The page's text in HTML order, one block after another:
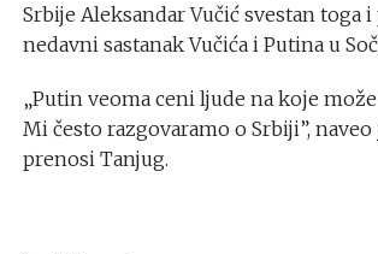
Srbije Aleksandar Vučić svestan toga
nedavni sastanak Vučića i Putina u
„Putin veoma ceni ljude na koje
Mi često razgovaramo o Srbiji”,
prenosi Tanjug.